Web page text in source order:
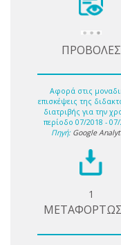
ΠΡΟΒΟΛΕΣ
Αφορά στις
επισκέψεις της
διατριβής για την
περίοδο 07/2018 -
Πηγή: Google
1